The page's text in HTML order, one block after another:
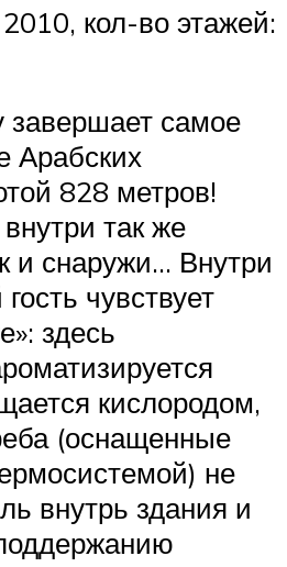
кол-во этажей:
завершает самое
Арабских
828 метров!
так же
и снаружи… Внутри
чувствует
здесь
кислородом,
(оснащенные
не
внутрь здания и